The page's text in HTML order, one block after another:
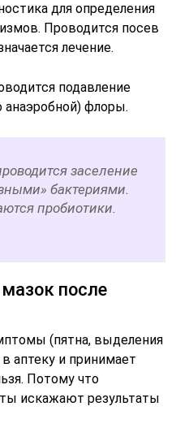
для определения
Проводится посев
лечение.
подавление
анаэробной) флоры.
заселение
бактериями.
пробиотики.
после
(пятна, выделения
аптеку и принимает
Потому что
искажают результаты